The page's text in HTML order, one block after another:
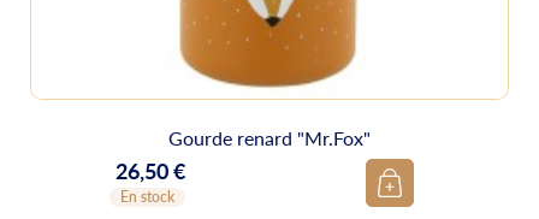
Gourde renard "Mr.Fox"
Prix
26,50 €
En stock